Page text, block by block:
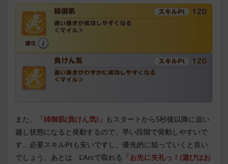
また、 「姉御肌(負けん気)」
もスタートから5秒後以降に追い
越し状態になると発動するので、早い段階で発動しやすいで
す。必要スキルPtも安いですし、優先的に狙っていくと良い
でしょう。あとは、L’Arcで取れる 「お先に失礼っ！(遊びはお